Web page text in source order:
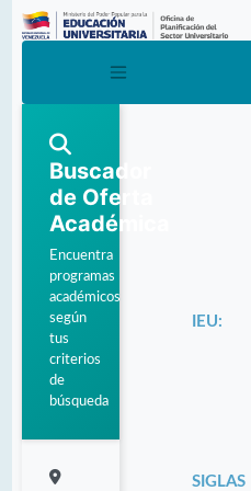
Buscador
de Oferta
Académica
Encuentra
programas
académicos
según
tus
criterios
de
búsqueda
IEU:
SIGLAS